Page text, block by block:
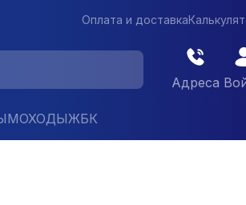
Оплата и доставка
Адреса
ЖБК